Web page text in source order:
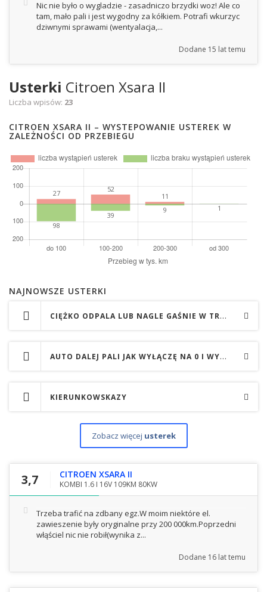
Nic nie było o wygladzie - zasadniczo brzydki woz! Ale co
tam, mało pali i jest wygodny za kółkiem. Potrafi wkurzyc
dziwnymi sprawami (wentyalacja,...
Dodane 15 lat temu
Usterki Citroen Xsara II
Liczba wpisów: 23
CITROEN XSARA II – WYSTEPOWANIE USTEREK W
ZALEŻNOŚCI OD PRZEBIEGU
NAJNOWSZE USTERKI
CIĘŻKO ODPALA LUB NAGLE GAŚNIE W TRAKCIE JAZDY
AUTO DALEJ PALI JAK WYŁĄCZĘ NA 0 I WYCIĄGNĘ KLUCZYK
KIERUNKOWSKAZY
Zobacz więcej usterek
3,7 CITROEN XSARA II
KOMBI 1.6 I 16V 109KM 80KW
Trzeba trafić na zdbany egz.W moim niektóre el.
zawieszenie były oryginalne przy 200 000km.Poprzedni
włąściel nic nie robił(wynika z...
Dodane 16 lat temu